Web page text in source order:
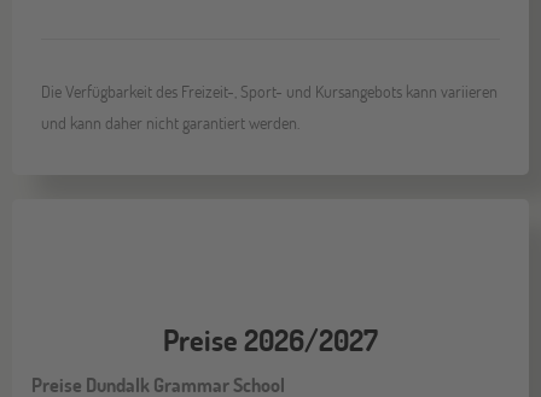
Die Verfügbarkeit des Freizeit-, Sport- und Kursangebots kann variieren
und kann daher nicht garantiert werden.
Preise 2026/2027
Preise Dundalk Grammar School